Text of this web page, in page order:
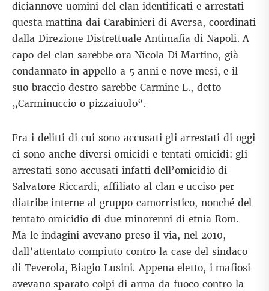
diciannove uomini del clan identificati e arrestati
questa mattina dai Carabinieri di Aversa, coordinati
dalla Direzione Distrettuale Antimafia di Napoli. A
capo del clan sarebbe ora Nicola Di Martino, già
condannato in appello a 5 anni e nove mesi, e il
suo braccio destro sarebbe Carmine L., detto
„Carminuccio o pizzaiuolo“.
Fra i delitti di cui sono accusati gli arrestati di oggi
ci sono anche diversi omicidi e tentati omicidi: gli
arrestati sono accusati infatti dell’omicidio di
Salvatore Riccardi, affiliato al clan e ucciso per
diatribe interne al gruppo camorristico, nonché del
tentato omicidio di due minorenni di etnia Rom.
Ma le indagini avevano preso il via, nel 2010,
dall’attentato compiuto contro la case del sindaco
di Teverola, Biagio Lusini. Appena eletto, i mafiosi
avevano sparato colpi di arma da fuoco contro la